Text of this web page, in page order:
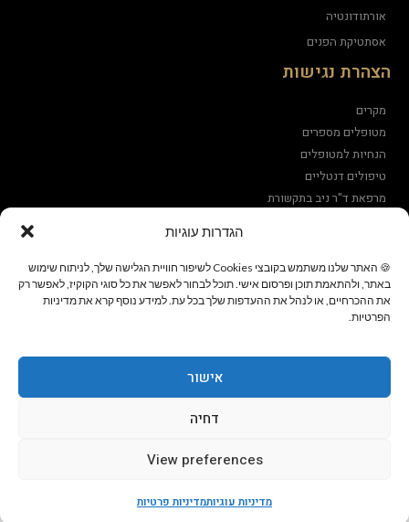
הגדרות עוגיות
🍪 האתר שלנו משתמש בקובצי Cookies לשיפור חוויית הגלישה שלך, לניתוח שימוש
באתר, ולהתאמת תוכן ופרסום אישי. תוכל לבחור לאפשר את כל סוגי הקוקיז, לאפשר רק
את ההכרחיים, או לנהל את ההעדפות שלך בכל עת. למידע נוסף קרא את מדיניות
הפרטיות.
אישור
דחיה
View preferences
מדיניות עוגיותמדיניות פרטיות
אורתודונטיה
אסתטיקת הפנים
הצהרת נגישות
מקרים
מטופלים מספרים
הנחיות למטופלים
טיפולים דנטליים
מרפאת ד"ר ניב בתקשורת
מדיניות עוגיות
עקבו אחרינו ברשתות החברתיות